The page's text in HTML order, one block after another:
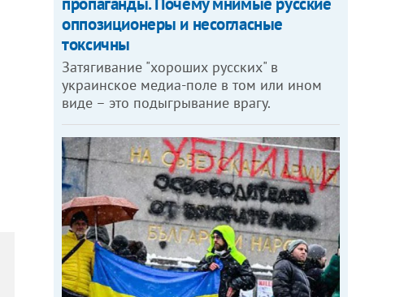
оппозиционеры и несогласные
токсичны
Затягивание "хороших русских" в
украинское медиа-поле в том или ином
виде – это подыгрывание врагу.